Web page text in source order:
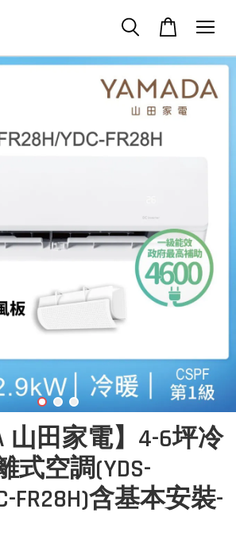
山田家電】4-6坪冷
式空調(YDS-
FR28H)含基本安裝-